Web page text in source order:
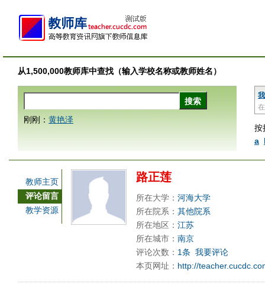
从1,500,000教师库中查找（输入学校名称或教师姓名）
按
a
刚刚： 黄艳泽
教师主页
评论留言
教学资源
路正莲
所在大学： 河海大学
所在院系： 其他院系
所在地区： 江苏
所在城市： 南京
评论次数： 1条 我要评论
本页网址： http://